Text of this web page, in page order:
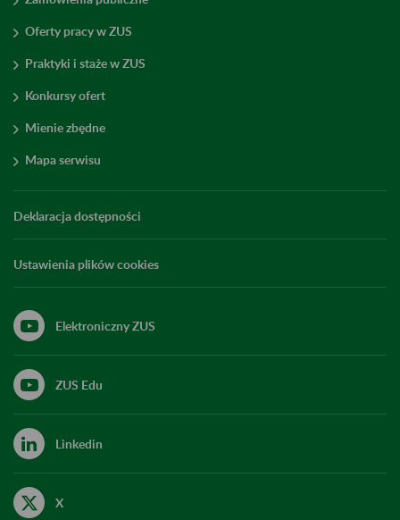
Oferty pracy w ZUS
Praktyki i staże w ZUS
Konkursy ofert
Mienie zbędne
Mapa serwisu
Deklaracja dostępności
Ustawienia plików cookies
Elektroniczny ZUS
ZUS Edu
Linkedin
X